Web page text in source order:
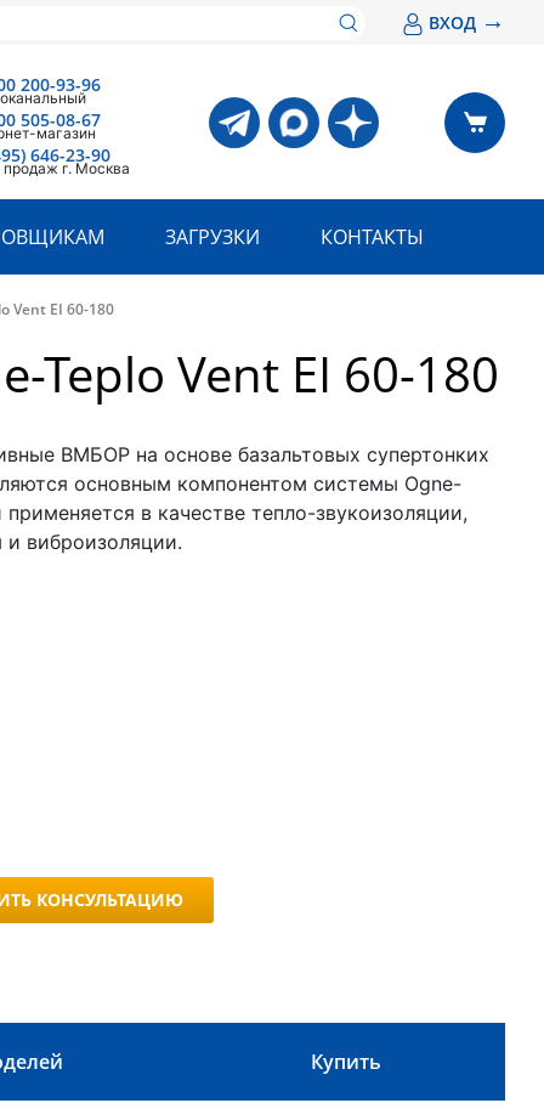
ВХОД →
200-93-96
505-08-67
магазин
646-23-90
г. Москва
ЗАГРУЗКИ КОНТАКТЫ
Vent EI 60-180
Teplo Vent EI 60-180
ВМБОР на основе базальтовых супертонких
основным компонентом системы Ogne-
применяется в качестве тепло-звукоизоляции,
и виброизоляции.
КОНСУЛЬТАЦИЮ
Купить